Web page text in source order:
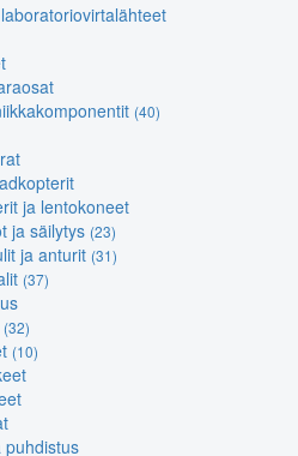
(40)
ja lentokoneet
ja säilytys (23)
ja anturit (31)
(37)
(32)
(10)
puhdistus